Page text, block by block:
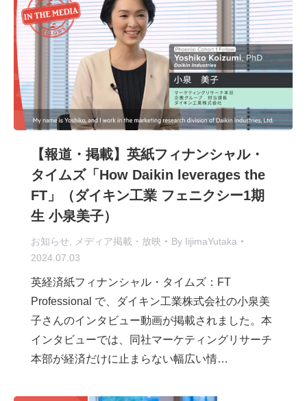
【報道・掲載】英紙フィナンシャル・
タイムズ「How Daikin leverages the
FT」（ダイキン工業 フェニクシー1期
生 小泉美子）
お知らせ メディア掲載・放映 By IijimaYutaka
2024.07.03
英経済紙フィナンシャル・タイムズ：FT
Professional で、ダイキン工業株式会社の小泉美
子さんのインタビュー動画が掲載されました。本
インタビューでは、同社マーケティングリサーチ
本部が経済だけに止まらない幅広い情…